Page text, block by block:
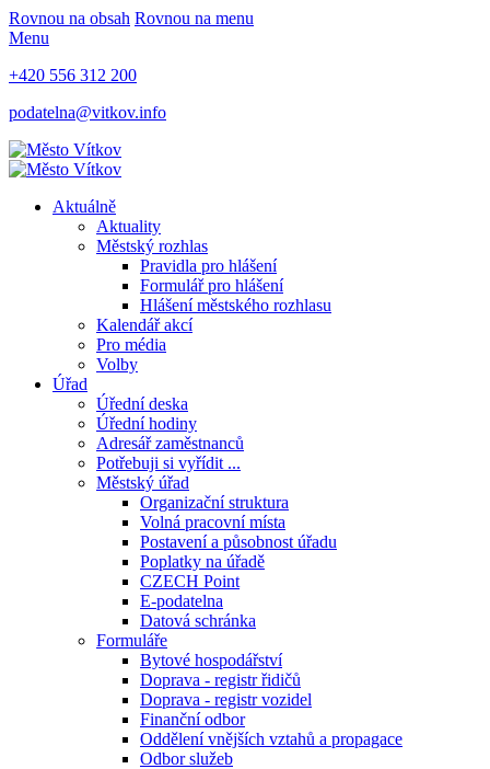
Rovnou na obsah Rovnou na menu
Menu
+420 556 312 200
podatelna@vitkov.info
Aktuálně
Aktuality
Městský rozhlas
Pravidla pro hlášení
Formulář pro hlášení
Hlášení městského rozhlasu
Kalendář akcí
Pro média
Volby
Úřad
Úřední deska
Úřední hodiny
Adresář zaměstnanců
Potřebuji si vyřídit ...
Městský úřad
Organizační struktura
Volná pracovní místa
Postavení a působnost úřadu
Poplatky na úřadě
CZECH Point
E-podatelna
Datová schránka
Formuláře
Bytové hospodářství
Doprava - registr řidičů
Doprava - registr vozidel
Finanční odbor
Oddělení vnějších vztahů a propagace
Odbor služeb